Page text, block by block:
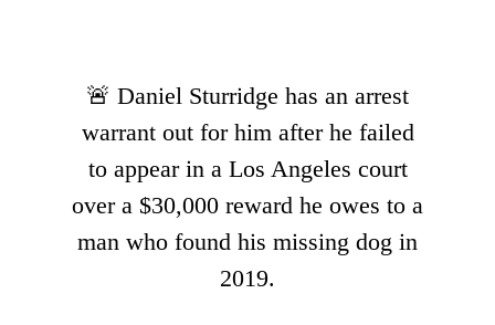
🚨 Daniel Sturridge has an arrest
warrant out for him after he failed
to appear in a Los Angeles court
over a $30,000 reward he owes to a
man who found his missing dog in
2019.